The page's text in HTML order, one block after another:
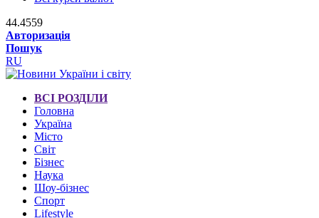
44.4559
Авторизація
Пошук
RU
ВСІ РОЗДІЛИ
Головна
Україна
Місто
Світ
Бізнес
Наука
Шоу-бізнес
Спорт
Lifestyle